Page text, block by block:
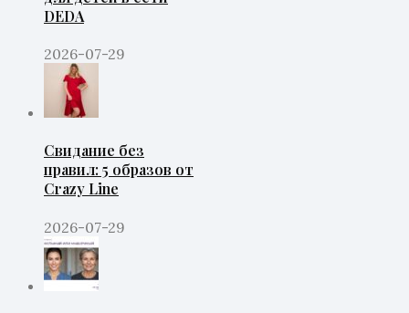
DEDA
2026-07-29
Свидание без
правил: 5 образов от
Crazy Line
2026-07-29